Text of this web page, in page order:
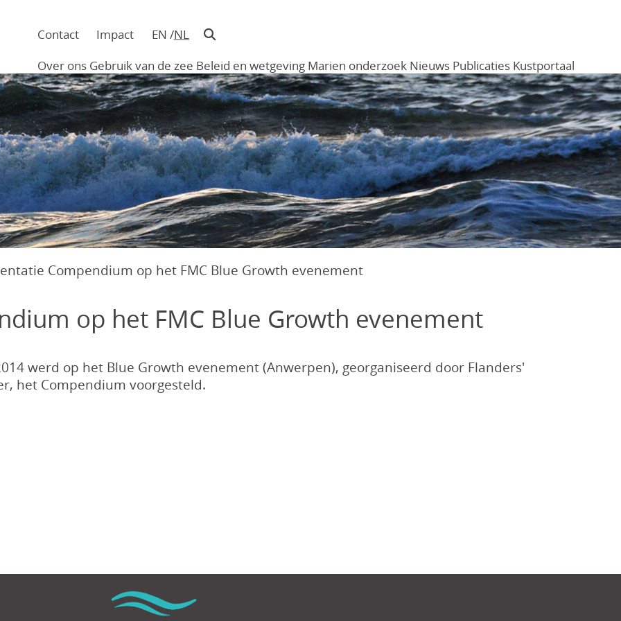
in
hoofding
Contact Impact EN NL
Main
navigation
Menu
Over ons Gebruik van de zee Beleid en wetgeving Marien onderzoek Nieuws Publicaties Kustportaal
Compendium op het FMC Blue Growth evenement
op het FMC Blue Growth evenement
werd op het Blue Growth evenement (Anwerpen), georganiseerd door Flanders'
het Compendium voorgesteld.